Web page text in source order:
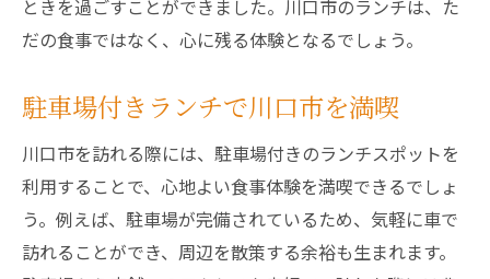
ときを過ごすことができました。川口市のランチは、た
だの食事ではなく、心に残る体験となるでしょう。
駐車場付きランチで川口市を満喫
川口市を訪れる際には、駐車場付きのランチスポットを
利用することで、心地よい食事体験を満喫できるでしょ
う。例えば、駐車場が完備されているため、気軽に車で
訪れることができ、周辺を散策する余裕も生まれます。